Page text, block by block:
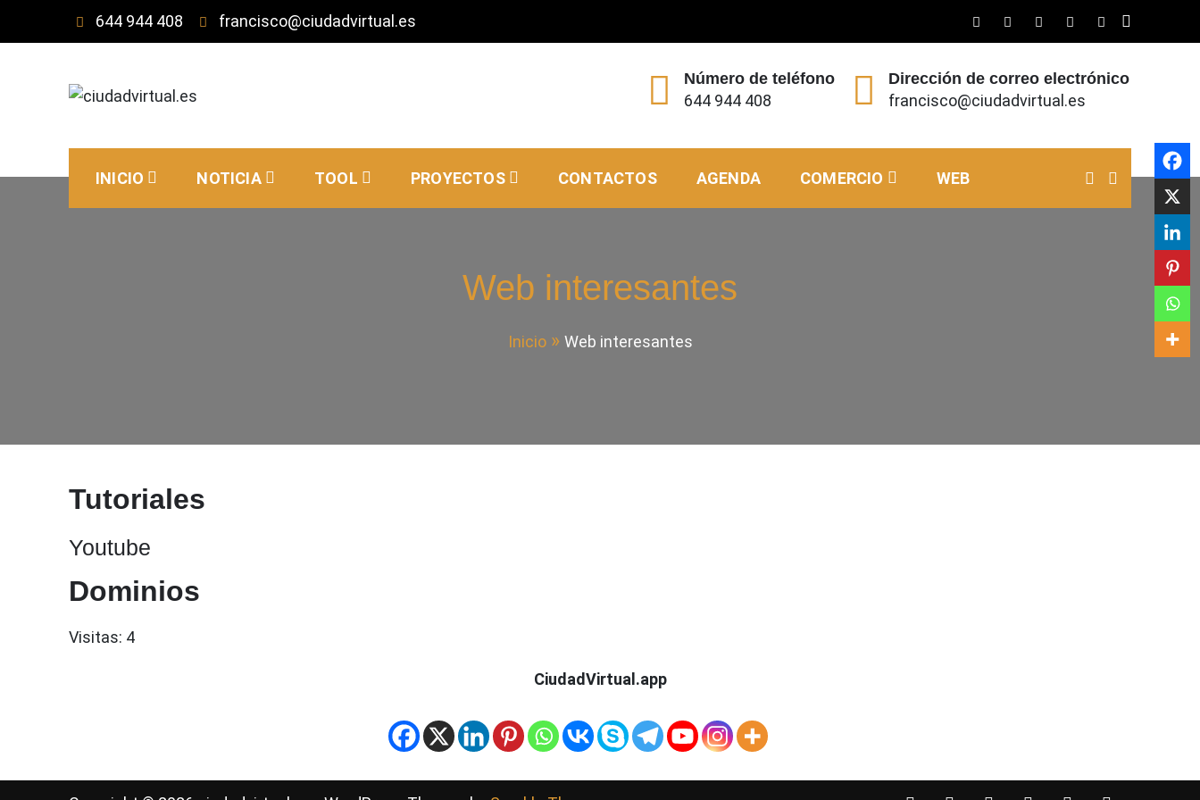
644 944 408 francisco@ciudadvirtual.es
Número de teléfono
644 944 408
Dirección de correo electrónico
francisco@ciudadvirtual.es
INICIO NOTICIA TOOL PROYECTOS CONTACTOS AGENDA COMERCIO WEB
Web interesantes
Inicio Web interesantes
Tutoriales
Youtube
Dominios
Visitas: 4
CiudadVirtual.app